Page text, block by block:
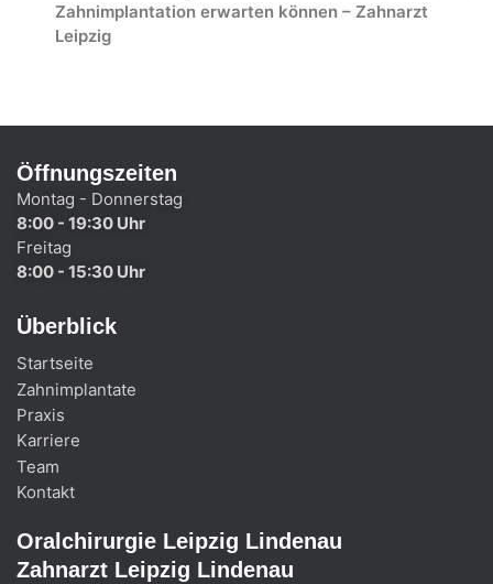
Zahnimplantation erwarten können – Zahnarzt
Leipzig
Öffnungszeiten
Montag - Donnerstag
8:00 - 19:30 Uhr
Freitag
8:00 - 15:30 Uhr
Überblick
Startseite
Zahnimplantate
Praxis
Karriere
Team
Kontakt
Oralchirurgie Leipzig Lindenau
Zahnarzt Leipzig Lindenau